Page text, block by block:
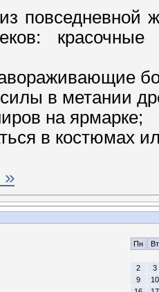
повседневной
в метании
на ярмарке;
в костюмах
»
Пн Вт
2
3
9
10